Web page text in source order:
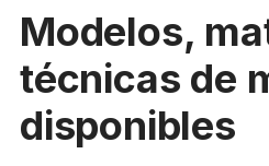
Modelos,
técnicas de
disponibles